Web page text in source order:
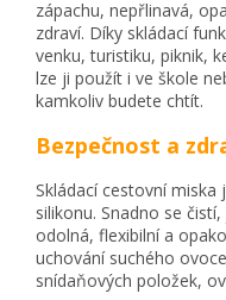
zápachu, nepřlinavá,
zdraví. Díky skládací
venku, turistiku, piknik,
lze ji použít i ve škole
kamkoliv budete chtít.
Bezpečnost a
Skládací cestovní
silikonu. Snadno se
odolná, flexibilní a
uchování suchého
snídaňových položek,